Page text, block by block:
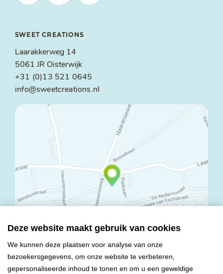
Deze website maakt gebruik van cookies
We kunnen deze plaatsen voor analyse van onze
bezoekersgegevens, om onze website te verbeteren,
gepersonaliseerde inhoud te tonen en om u een geweldige
SWEET CREATIONS
Laarakkerweg 14
5061 JR Oisterwijk
+31 (0)13 521 0645
info@sweetcreations.nl
© Copyright 2026 Mareco Sweet Creations BV